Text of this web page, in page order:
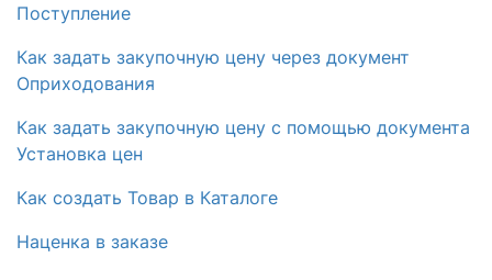
Поступление
Как задать закупочную цену через документ
Оприходования
Как задать закупочную цену с помощью документа
Установка цен
Как создать Товар в Каталоге
Наценка в заказе